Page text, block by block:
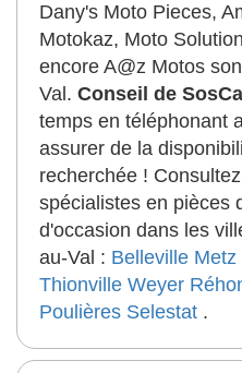
Dany's Moto Pieces,
Motokaz, Moto
encore A@z Motos
Val. Conseil de
temps en téléphonant
assurer de la
recherchée !
spécialistes en pièces
d'occasion dans les
au-Val : Belleville Metz
Thionville Weyer
Poulières Selestat .